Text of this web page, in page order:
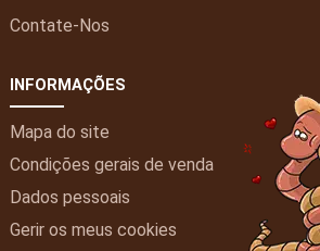
Contate-Nos
INFORMAÇÕES
Mapa do site
Condições gerais de venda
Dados pessoais
Gerir os meus cookies